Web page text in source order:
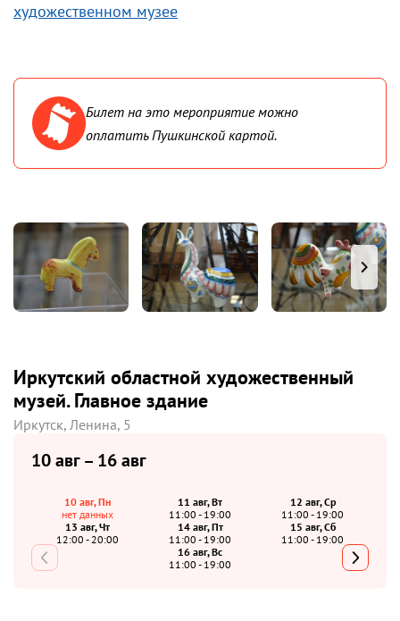
художественном музее
Билет на это мероприятие можно
оплатить Пушкинской картой.
Иркутский областной художественный
музей. Главное здание
Иркутск, Ленина, 5
10 авг – 16 авг
10 авг, Пн
нет данных
11 авг, Вт
11:00 - 19:00
12 авг, Ср
11:00 - 19:00
13 авг, Чт
12:00 - 20:00
14 авг, Пт
11:00 - 19:00
15 авг, Сб
11:00 - 19:00
16 авг, Вс
11:00 - 19:00